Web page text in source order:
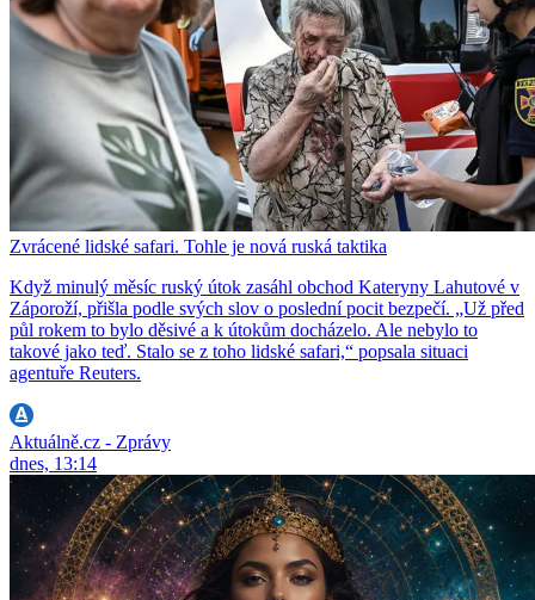
Zvrácené lidské safari. Tohle je nová ruská taktika
Když minulý měsíc ruský útok zasáhl obchod Kateryny Lahutové v
Záporoží, přišla podle svých slov o poslední pocit bezpečí. „Už před
půl rokem to bylo děsivé a k útokům docházelo. Ale nebylo to
takové jako teď. Stalo se z toho lidské safari,“ popsala situaci
agentuře Reuters.
Aktuálně.cz - Zprávy
dnes, 13:14